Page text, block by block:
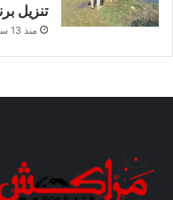
تنزيل
منذ 13 ساعة